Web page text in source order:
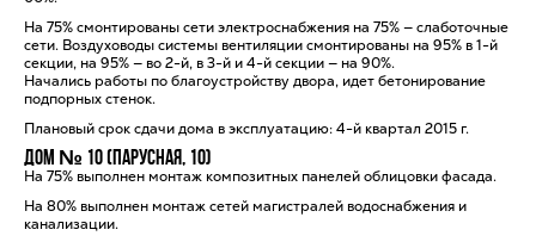
На 75% смонтированы сети электроснабжения на 75% — слаботочные
сети. Воздуховоды системы вентиляции смонтированы на 95% в 1-й
секции, на 95% — во 2-й, в 3-й и 4-й секции — на 90%.
Начались работы по благоустройству двора, идет бетонирование
подпорных стенок.
Плановый срок сдачи дома в эксплуатацию: 4-й квартал 2015 г.
Дом № 10 (Парусная, 10)
На 75% выполнен монтаж композитных панелей облицовки фасада.
На 80% выполнен монтаж сетей магистралей водоснабжения и
канализации.